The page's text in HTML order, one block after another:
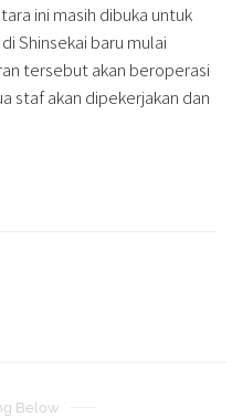
ini masih dibuka untuk
Shinsekai baru mulai
tersebut akan beroperasi
staf akan dipekerjakan dan
Below